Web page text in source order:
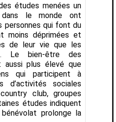
études menées un
le monde ont
personnes qui font du
moins déprimées et
de leur vie que les
Le bien-être des
aussi plus élevé que
qui participent à
d’activités sociales
club, groupes
études indiquent
prolonge la